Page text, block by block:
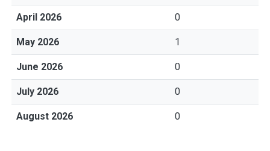
April 2026 0
May 2026 1
June 2026 0
July 2026 0
August 2026 0